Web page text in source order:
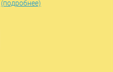
(подробнее)